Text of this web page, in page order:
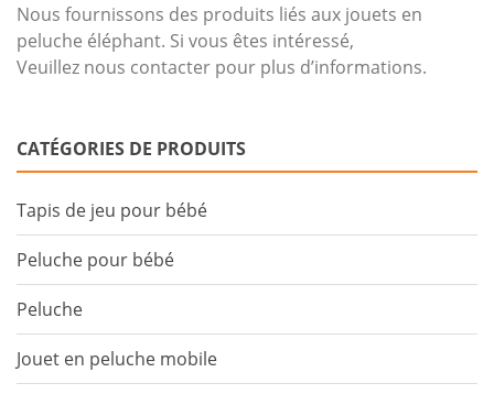
Nous fournissons des produits liés aux jouets en
peluche éléphant. Si vous êtes intéressé,
Veuillez nous contacter pour plus d’informations.
CATÉGORIES DE PRODUITS
Tapis de jeu pour bébé
Peluche pour bébé
Peluche
Jouet en peluche mobile